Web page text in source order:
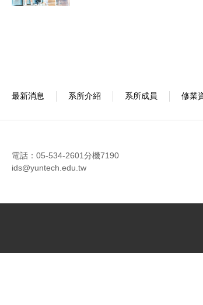
最新消息 系所介紹 系所成員 修業
電話：05-534-2601分機7190
ids@yuntech.edu.tw